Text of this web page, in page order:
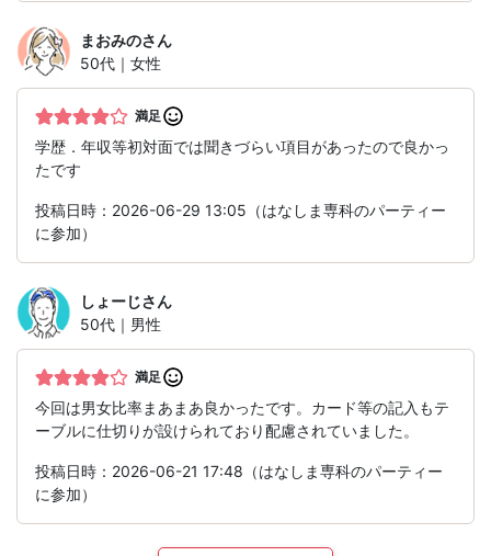
まおみのさん
50代｜女性
満足
学歴．年収等初対面では聞きづらい項目があったので良かっ
たです
投稿日時：2026-06-29 13:05（はなしま専科のパーティー
に参加）
しょーじさん
50代｜男性
満足
今回は男女比率まあまあ良かったです。カード等の記入もテ
ーブルに仕切りが設けられており配慮されていました。
投稿日時：2026-06-21 17:48（はなしま専科のパーティー
に参加）